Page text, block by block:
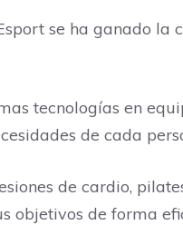
se ha ganado la
tecnologías en
de cada
de cardio,
objetivos de forma